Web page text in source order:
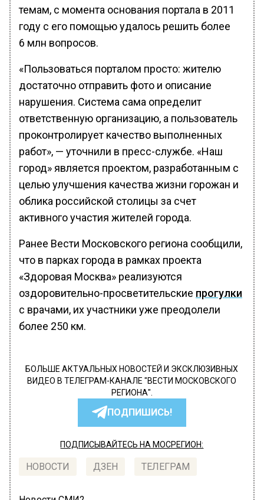
темам, с момента основания портала в 2011
году с его помощью удалось решить более
6 млн вопросов.
«Пользоваться порталом просто: жителю
достаточно отправить фото и описание
нарушения. Система сама определит
ответственную организацию, а пользователь
проконтролирует качество выполненных
работ», — уточнили в пресс-службе. «Наш
город» является проектом, разработанным с
целью улучшения качества жизни горожан и
облика российской столицы за счет
активного участия жителей города.
Ранее Вести Московского региона сообщили,
что в парках города в рамках проекта
«Здоровая Москва» реализуются
оздоровительно-просветительские прогулки
с врачами, их участники уже преодолели
более 250 км.
БОЛЬШЕ АКТУАЛЬНЫХ НОВОСТЕЙ И ЭКСКЛЮЗИВНЫХ
ВИДЕО В ТЕЛЕГРАМ-КАНАЛЕ "ВЕСТИ МОСКОВСКОГО
РЕГИОНА".
ПОДПИШИСЬ!
ПОДПИСЫВАЙТЕСЬ НА МОСРЕГИОН:
НОВОСТИ ДЗЕН ТЕЛЕГРАМ